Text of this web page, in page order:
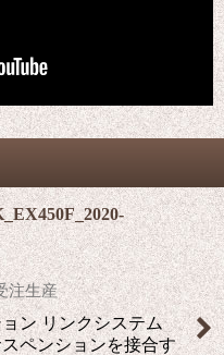
注生産
ン リンクシステム
ペンションを接合す